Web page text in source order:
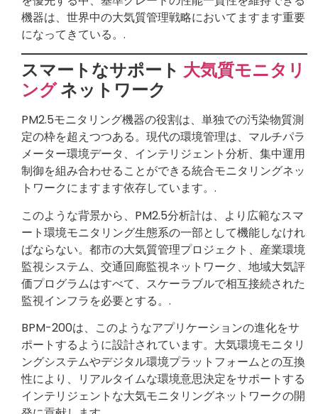
機器は、世界中の大気質管理戦略においてますます重要
になってきている。.
スマートなサポート 大気質モニタリ
ングネットワーク
PM2.5モニタリング機器の役割は、単独での汚染物質測
定の枠を超えつつある。現代の環境管理は、マルチパラ
メーター環境データ、インテリジェント分析、集中運用
制御を組み合わせることができる統合モニタリングネッ
トワークにますます依存しています。.
このような背景から、PM2.5分析計は、より広範なスマ
ート環境モニタリング生態系の一部として機能しなけれ
ばならない。都市の大気質管理プロジェクト、産業環境
監視システム、交通回廊監視ネットワーク、地域大気評
価プログラムはすべて、スケーラブルで相互接続された
監視インフラを必要とする。.
BPM-200は、このようなアプリケーションの進化をサ
ポートするように設計されています。大気環境モニタリ
ングシステムやデジタル環境プラットフォームとの互換
性により、リアルタイムな環境意思決定をサポートする
インテリジェントな大気モニタリングネットワークの開